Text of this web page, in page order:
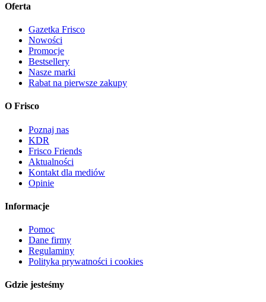
Oferta
Gazetka Frisco
Nowości
Promocje
Bestsellery
Nasze marki
Rabat na pierwsze zakupy
O Frisco
Poznaj nas
KDR
Frisco Friends
Aktualności
Kontakt dla mediów
Opinie
Informacje
Pomoc
Dane firmy
Regulaminy
Polityka prywatności i cookies
Gdzie jesteśmy